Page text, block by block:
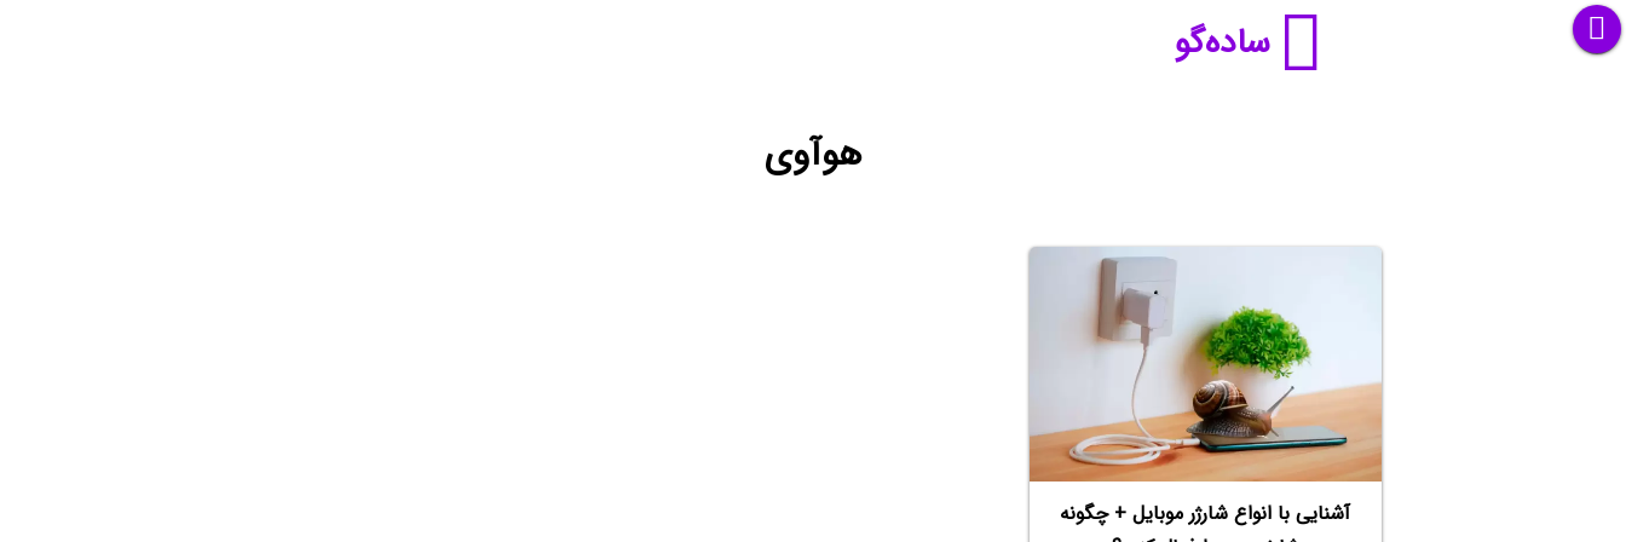
ساده‌گو
هوآوی
آشنایی با انواع شارژر موبایل + چگونه